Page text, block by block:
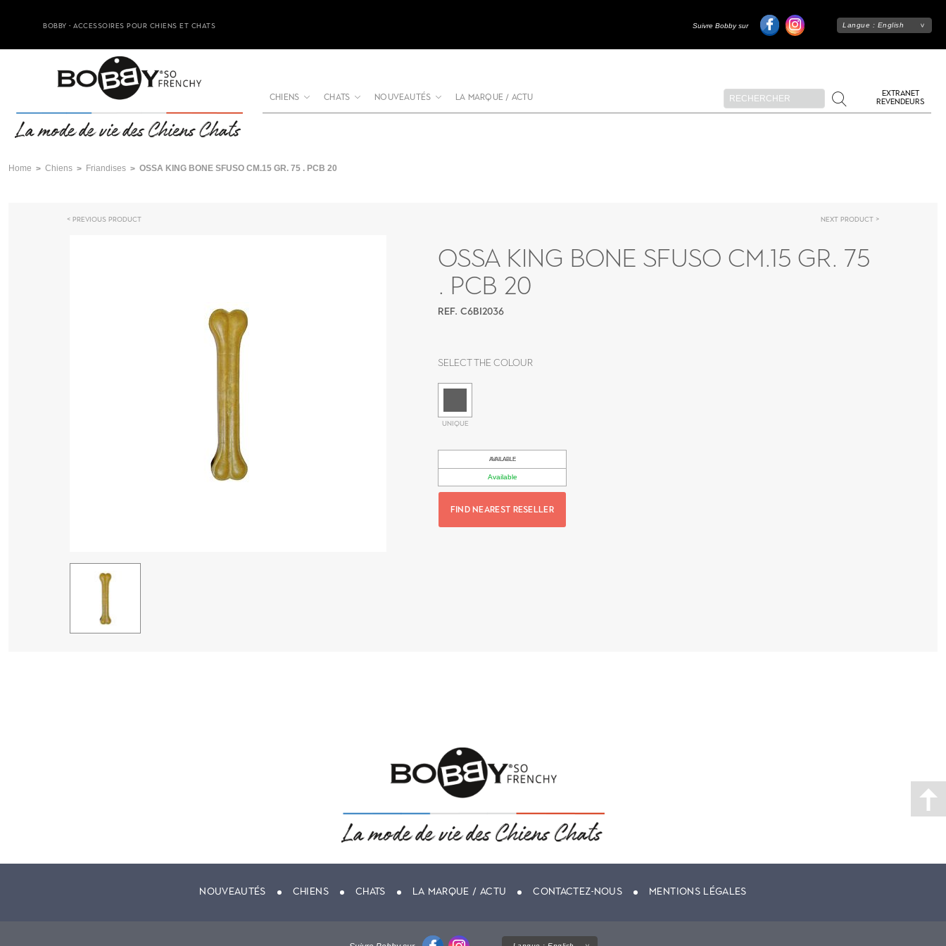
BOBBY - ACCESSOIRES POUR CHIENS ET CHATS Suivre Bobby sur Langue : English
EXTRANET
REVENDEURS
CHIENS CHATS NOUVEAUTÉS LA MARQUE / ACTU
Home Chiens Friandises OSSA KING BONE SFUSO CM.15 GR. 75 . PCB 20
Previous product Next product
OSSA KING BONE SFUSO CM.15 GR. 75
. PCB 20
REF. C6BI2036
Select the colour
UNIQUE
AVAILABLE
Available
FIND NEAREST RESELLER
NOUVEAUTÉS CHIENS CHATS LA MARQUE / ACTU CONTACTEZ-NOUS MENTIONS LÉGALES